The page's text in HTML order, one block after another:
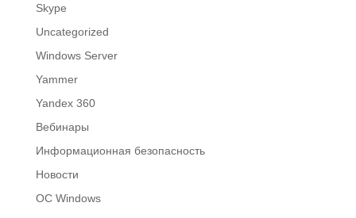
Skype
Uncategorized
Windows Server
Yammer
Yandex 360
Вебинары
Информационная безопасность
Новости
ОС Windows